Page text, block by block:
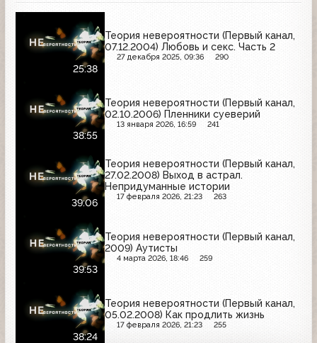
25:38
Теория невероятности (Первый канал,
07.12.2004) Любовь и секс. Часть 2
27 декабря 2025, 09:36 290
38:55
Теория невероятности (Первый канал,
02.10.2006) Пленники суеверий
13 января 2026, 16:59 241
39:06
Теория невероятности (Первый канал,
27.02.2008) Выход в астрал.
Непридуманные истории
17 февраля 2026, 21:23 263
39:53
Теория невероятности (Первый канал,
2009) Аутисты
4 марта 2026, 18:46 259
38:24
Теория невероятности (Первый канал,
05.02.2008) Как продлить жизнь
17 февраля 2026, 21:23 255